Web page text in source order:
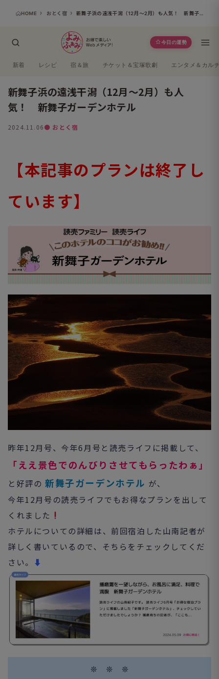
HOME おとく宿 新舞子浜の遠浅干潟（12月～2月）も人気！ 新舞子ガーデンホテル
今日の運勢
新着 レシピ 宿＆旅 チケット＆宝塚歌劇 エンタメ＆カル
新舞子浜の遠浅干潟（12月～2月）も人
気！ 新舞子ガーデンホテル
2024.11.06● おとく宿
【本記事のプランは終了し
ています】
昨年12月号、今年6月号と読売ライフに掲載して、
「ええ景色でのんびりさせてもらったわぁ」
と好評の 新舞子ガーデンホテル が、
今年12月号の読売ライフでもお得なプランを出して
くれました
ホテルについての詳細は、前回宿泊した山南記者が
詳しく書いているので、そちらをチェックしてくだ
さい。 ⬇︎
❊ ❊ ❊